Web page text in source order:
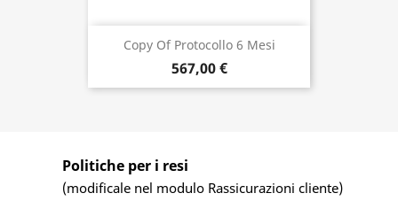
Copy Of Protocollo 6 Mesi
567,00 €
Politiche per i resi
(modificale nel modulo Rassicurazioni cliente)